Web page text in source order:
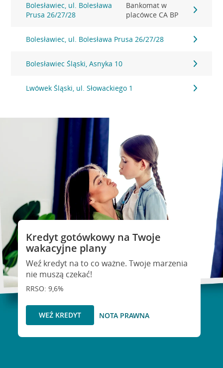
Bolesławiec, ul. Bolesława
Prusa 26/27/28
Bankomat w
placówce CA BP
Bolesławiec, ul. Bolesława Prusa 26/27/28
Bolesławiec Śląski, Asnyka 10
Lwówek Śląski, ul. Słowackiego 1
Kredyt gotówkowy na Twoje
wakacyjne plany
Weź kredyt na to co ważne. Twoje marzenia
nie muszą czekać!
RRSO: 9,6%
WEŹ KREDYT NOTA PRAWNA